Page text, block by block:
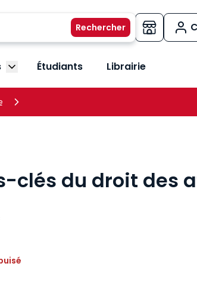
Vos métiers
Afficher le sous-menu Vos besoins
Étudiants Librairie
clés du droit des